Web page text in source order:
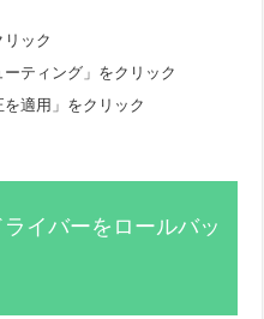
ック
ーティング」をクリック
適用」をクリック
イバーをロールバッ